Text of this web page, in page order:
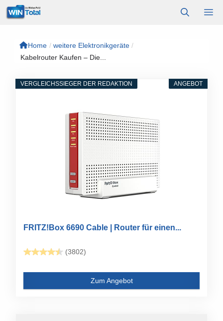
Zum
Inhalt
Home / weitere Elektronikgeräte /
Kabelrouter Kaufen – Die...
ANGEBOT
VERGLEICHSSIEGER DER REDAKTION
FRITZ!Box 6690 Cable | Router für einen...
(3802)
Zum Angebot